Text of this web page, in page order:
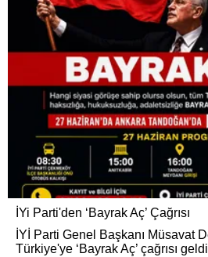
İYi Parti'den ‘Bayrak Aç’ Çağrısı
İYİ Parti Genel Başkanı Müsavat
Türkiye'ye ‘Bayrak Aç’ çağrısı